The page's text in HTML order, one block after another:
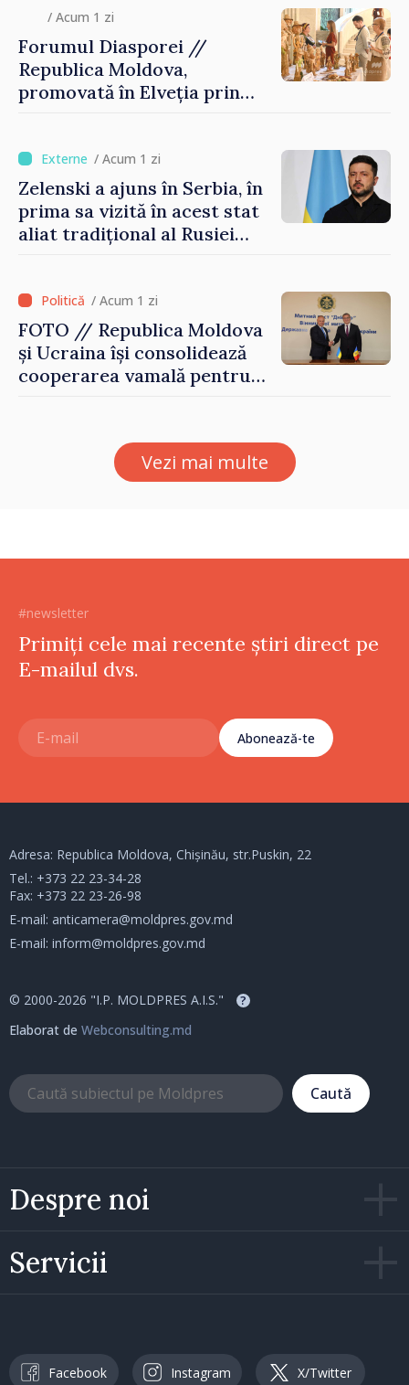
/ Acum 1 zi
Forumul Diasporei //
Republica Moldova,
promovată în Elveția prin
/ Acum 1 zi
Zelenski a ajuns în Serbia, în
prima sa vizită în acest stat
aliat tradițional al Rusiei
/ Acum 1 zi
FOTO // Republica Moldova
și Ucraina își consolidează
cooperarea vamală pentru
Reuniune la Moghiliov-
Vezi mai multe
#newsletter
Primiți cele mai recente știri direct pe
E-mailul dvs.
Abonează-te
Despre noi
Servicii
Adresa: Republica Moldova, Chișinău, str.Puskin, 22
Tel.: +373 22 23-34-28
Fax: +373 22 23-26-98
E-mail: anticamera@moldpres.gov.md
E-mail: inform@moldpres.gov.md
© 2000-2026 "I.P. MOLDPRES A.I.S." ?
Elaborat de Webconsulting.md
Caută
Facebook Instagram X/Twitter